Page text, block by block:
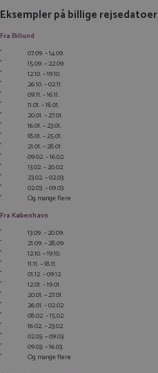
Eksempler på billige rejsedatoer
Fra Billund
07.09. – 14.09.
15.09. – 22.09.
12.10. – 19.10.
26.10. – 02.11.
09.11. – 16.11.
11.01. – 18.01.
20.01. – 27.01.
16.01. – 23.01.
18.01. – 25.01.
21.01. – 28.01.
09.02. – 16.02.
13.02. – 20.02.
23.02. – 02.03.
02.03. – 09.03.
Og mange flere
Fra København
13.09. – 20.09.
21.09. – 28.09.
12.10. – 19.10.
11.11. – 18.11.
01.12. – 09.12.
12.01. – 19.01.
20.01. – 27.01.
26.01. – 02.02.
08.02. – 15.02.
16.02. – 23.02.
02.03. – 09.03.
09.03. – 16.03.
Og mange flere